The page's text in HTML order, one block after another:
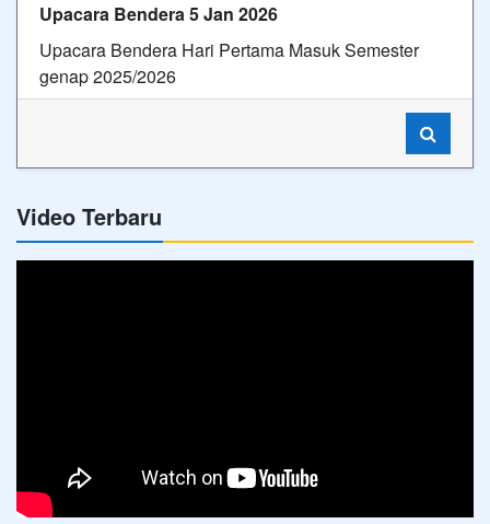
Upacara Bendera 5 Jan 2026
Upacara Bendera Hari Pertama Masuk Semester
genap 2025/2026
Video Terbaru